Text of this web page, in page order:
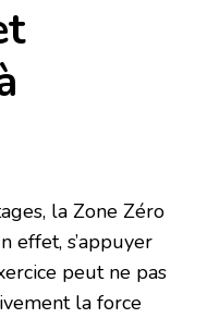
la Zone Zéro
effet, s’appuyer
peut ne pas
la force